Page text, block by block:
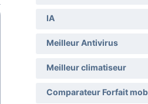
IA
Meilleur Antivirus
Meilleur climatiseur
Comparateur Forfait